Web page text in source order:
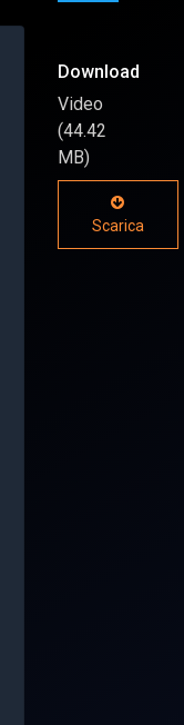
Download
Video
(44.42
MB)
Scarica